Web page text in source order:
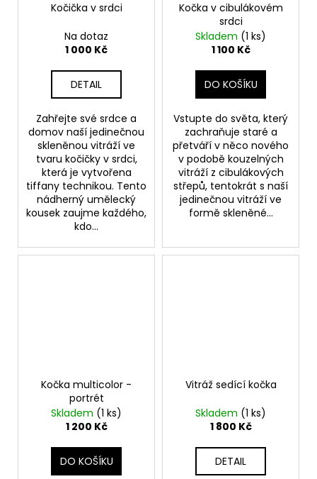
Kočička v srdci
Na dotaz
1 000 Kč
DETAIL
Zahřejte své srdce a
domov naší jedinečnou
skleněnou vitráží ve
tvaru kočičky v srdci,
která je vytvořena
tiffany technikou. Tento
nádherný umělecký
kousek zaujme každého,
kdo...
Kočka v cibulákovém
srdci
Skladem (1 ks)
1 100 Kč
DO KOŠÍKU
Vstupte do světa, který
zachraňuje staré a
přetváří v něco nového
v podobě kouzelných
vitráží z cibulákových
střepů, tentokrát s naší
jedinečnou vitráží ve
formě skleněné...
Kočka multicolor -
portrét
Skladem (1 ks)
1 200 Kč
DO KOŠÍKU
Vitráž sedící kočka
Skladem (1 ks)
1 800 Kč
DETAIL